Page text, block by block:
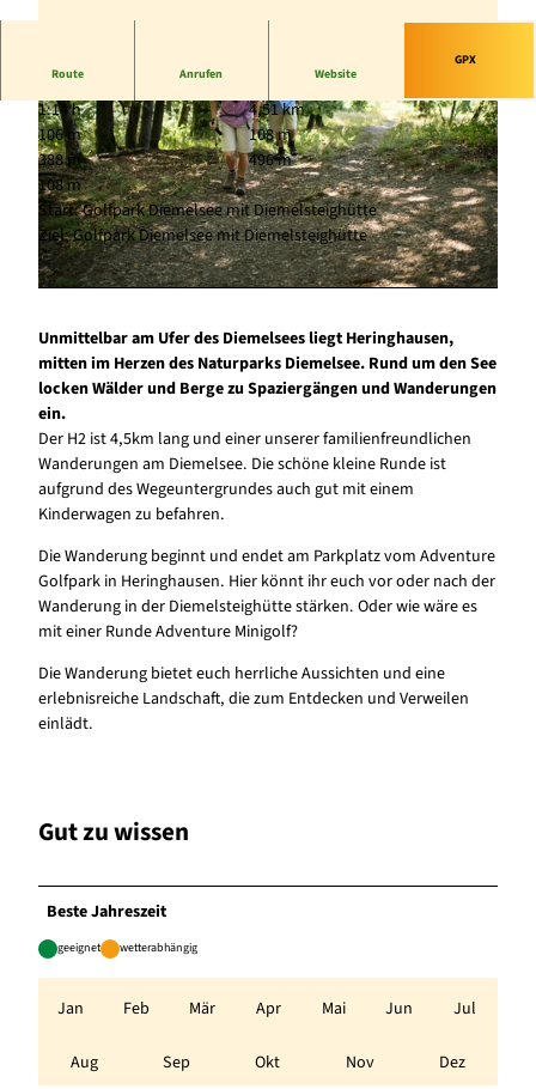
© Tourist-Information Diemelsee |CC-BY-SA
Route Anrufen Website
GPX
1:14 h
4,51 km
106 m
108 m
388 m
496 m
108 m
Start: Golfpark Diemelsee mit Diemelsteighütte
Ziel: Golfpark Diemelsee mit Diemelsteighütte
Unmittelbar am Ufer des Diemelsees liegt Heringhausen,
mitten im Herzen des Naturparks Diemelsee. Rund um den See
locken Wälder und Berge zu Spaziergängen und Wanderungen
ein.
Der H2 ist 4,5km lang und einer unserer familienfreundlichen
Wanderungen am Diemelsee. Die schöne kleine Runde ist
aufgrund des Wegeuntergrundes auch gut mit einem
Kinderwagen zu befahren.
Die Wanderung beginnt und endet am Parkplatz vom Adventure
Golfpark in Heringhausen. Hier könnt ihr euch vor oder nach der
Wanderung in der Diemelsteighütte stärken. Oder wie wäre es
mit einer Runde Adventure Minigolf?
Die Wanderung bietet euch herrliche Aussichten und eine
erlebnisreiche Landschaft, die zum Entdecken und Verweilen
einlädt.
Gut zu wissen
Beste Jahreszeit
geeignet wetterabhängig
Jan Feb Mär Apr Mai Jun Jul
Aug Sep Okt Nov Dez